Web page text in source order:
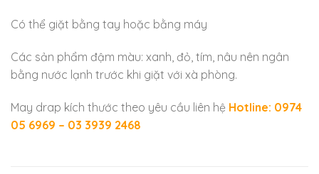
Có thể giặt bằng tay hoặc bằng máy
Các sản phẩm đậm màu: xanh, đỏ, tím, nâu nên ngân
bằng nước lạnh trước khi giặt với xà phòng.
May drap kích thước theo yêu cầu liên hệ Hotline: 0974
05 6969 – 03 3939 2468